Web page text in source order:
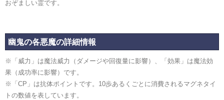
おぞましい霊です。
幽鬼の各悪魔の詳細情報
※「威力」は魔法威力（ダメージや回復量に影響）、「効果」は魔法効
果（成功率に影響）です。
※「CP」は抗体ポイントです。10歩あるくごとに消費されるマグネタイ
トの数値を表しています。